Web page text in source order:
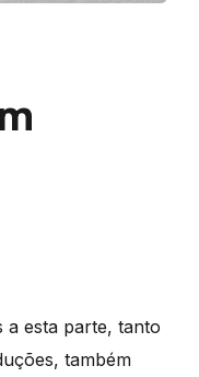
a esta parte, tanto
também